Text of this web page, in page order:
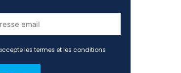
les termes et les conditions